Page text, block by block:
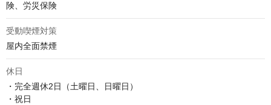
険、労災保険
受動喫煙対策
屋内全面禁煙
休日
・完全週休2日（土曜日、日曜日）
・祝日